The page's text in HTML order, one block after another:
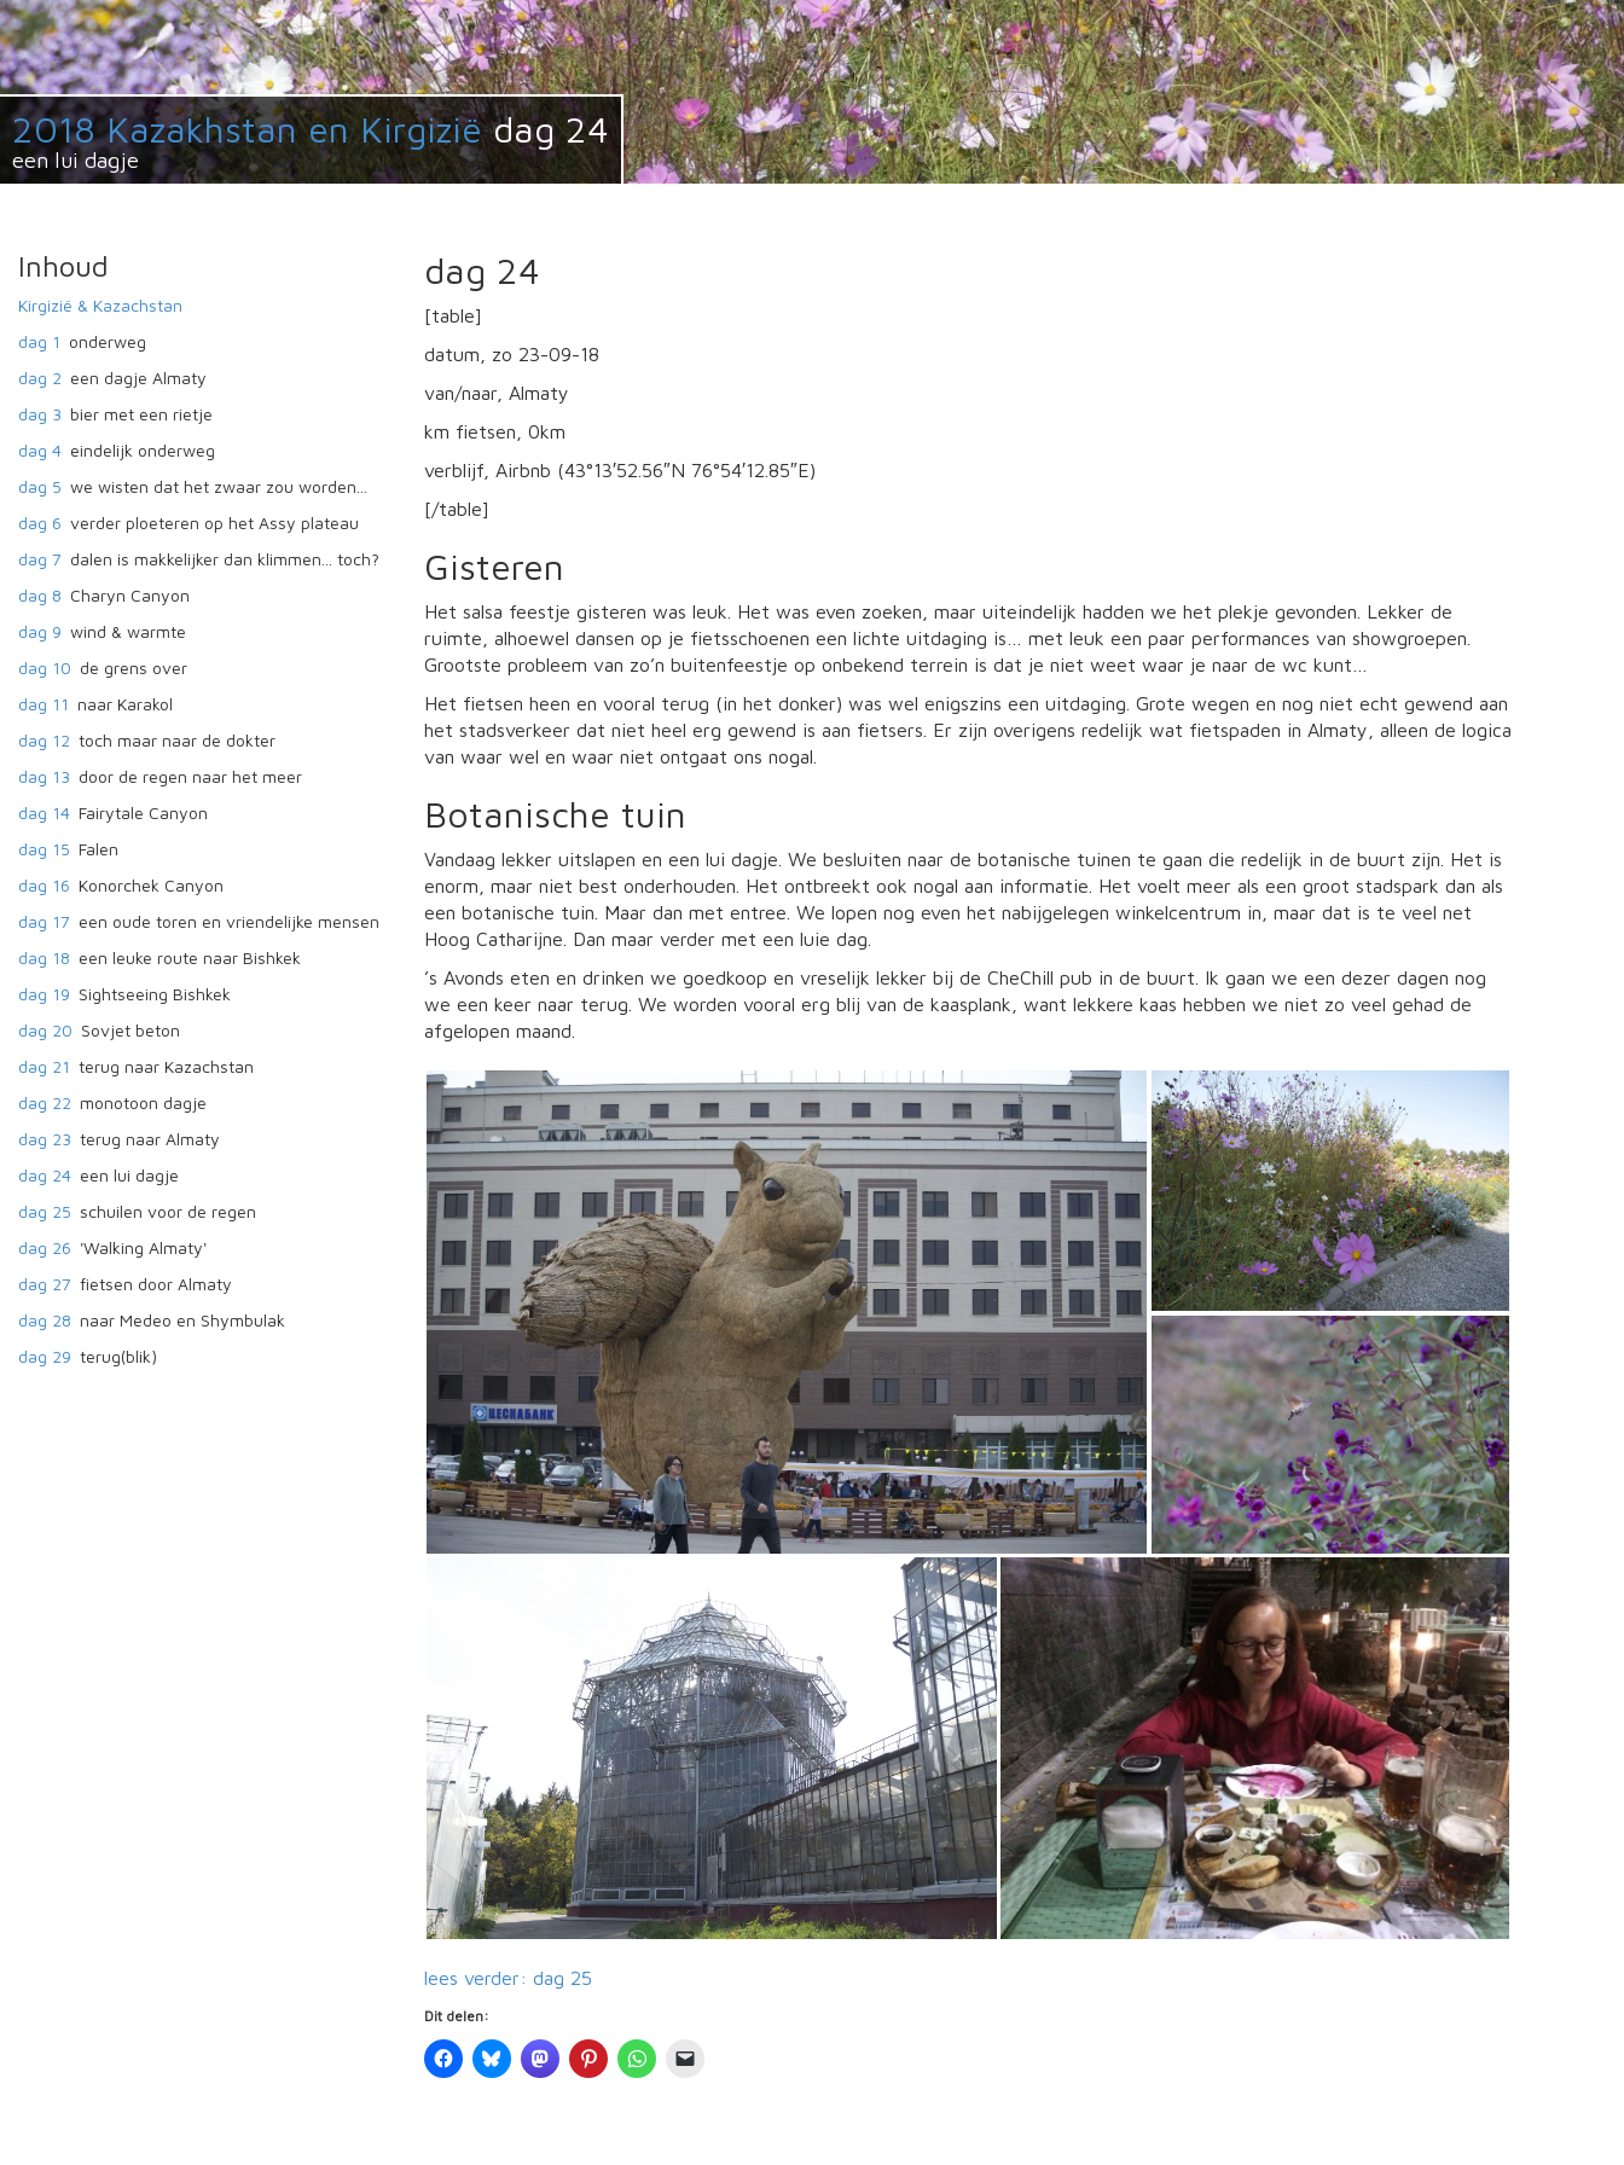
2018 Kazakhstan en Kirgiziëdag 24
een lui dagje
dag 24
[table]
datum, zo 23-09-18
van/naar, Almaty
km fietsen, 0km
verblijf, Airbnb (43°13′52.56″N 76°54′12.85″E)
[/table]
Gisteren
Het salsa feestje gisteren was leuk. Het was even zoeken, maar uiteindelijk hadden we het plekje gevonden. Lekker de
ruimte, alhoewel dansen op je fietsschoenen een lichte uitdaging is… met leuk een paar performances van showgroepen.
Grootste probleem van zo’n buitenfeestje op onbekend terrein is dat je niet weet waar je naar de wc kunt…
Het fietsen heen en vooral terug (in het donker) was wel enigszins een uitdaging. Grote wegen en nog niet echt gewend aan
het stadsverkeer dat niet heel erg gewend is aan fietsers. Er zijn overigens redelijk wat fietspaden in Almaty, alleen de logica
van waar wel en waar niet ontgaat ons nogal.
Botanische tuin
Vandaag lekker uitslapen en een lui dagje. We besluiten naar de botanische tuinen te gaan die redelijk in de buurt zijn. Het is
enorm, maar niet best onderhouden. Het ontbreekt ook nogal aan informatie. Het voelt meer als een groot stadspark dan als
een botanische tuin. Maar dan met entree. We lopen nog even het nabijgelegen winkelcentrum in, maar dat is te veel net
Hoog Catharijne. Dan maar verder met een luie dag.
’s Avonds eten en drinken we goedkoop en vreselijk lekker bij de CheChill pub in de buurt. Ik gaan we een dezer dagen nog
we een keer naar terug. We worden vooral erg blij van de kaasplank, want lekkere kaas hebben we niet zo veel gehad de
afgelopen maand.
lees verder: dag 25
Dit delen:
Inhoud
Kirgizië & Kazachstan
dag 1 onderweg
dag 2 een dagje Almaty
dag 3 bier met een rietje
dag 4 eindelijk onderweg
dag 5 we wisten dat het zwaar zou worden...
dag 6 verder ploeteren op het Assy plateau
dag 7 dalen is makkelijker dan klimmen... toch?
dag 8 Charyn Canyon
dag 9 wind & warmte
dag 10 de grens over
dag 11 naar Karakol
dag 12 toch maar naar de dokter
dag 13 door de regen naar het meer
dag 14 Fairytale Canyon
dag 15 Falen
dag 16 Konorchek Canyon
dag 17 een oude toren en vriendelijke mensen
dag 18 een leuke route naar Bishkek
dag 19 Sightseeing Bishkek
dag 20 Sovjet beton
dag 21 terug naar Kazachstan
dag 22 monotoon dagje
dag 23 terug naar Almaty
dag 24 een lui dagje
dag 25 schuilen voor de regen
dag 26 'Walking Almaty'
dag 27 fietsen door Almaty
dag 28 naar Medeo en Shymbulak
dag 29 terug(blik)